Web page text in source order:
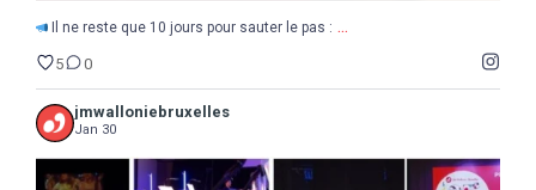
Il ne reste que 10 jours pour sauter le pas : ...
5 0
jmwalloniebruxelles
Jan 30